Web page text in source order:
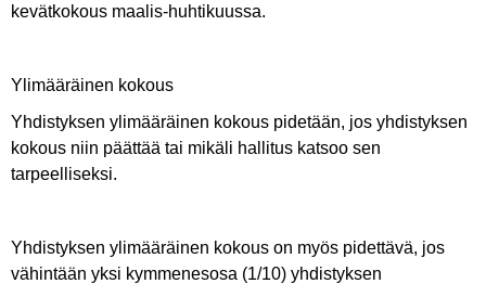
kevätkokous maalis-huhtikuussa.
Ylimääräinen kokous
Yhdistyksen ylimääräinen kokous pidetään, jos yhdistyksen
kokous niin päättää tai mikäli hallitus katsoo sen
tarpeelliseksi.
Yhdistyksen ylimääräinen kokous on myös pidettävä, jos
vähintään yksi kymmenesosa (1/10) yhdistyksen